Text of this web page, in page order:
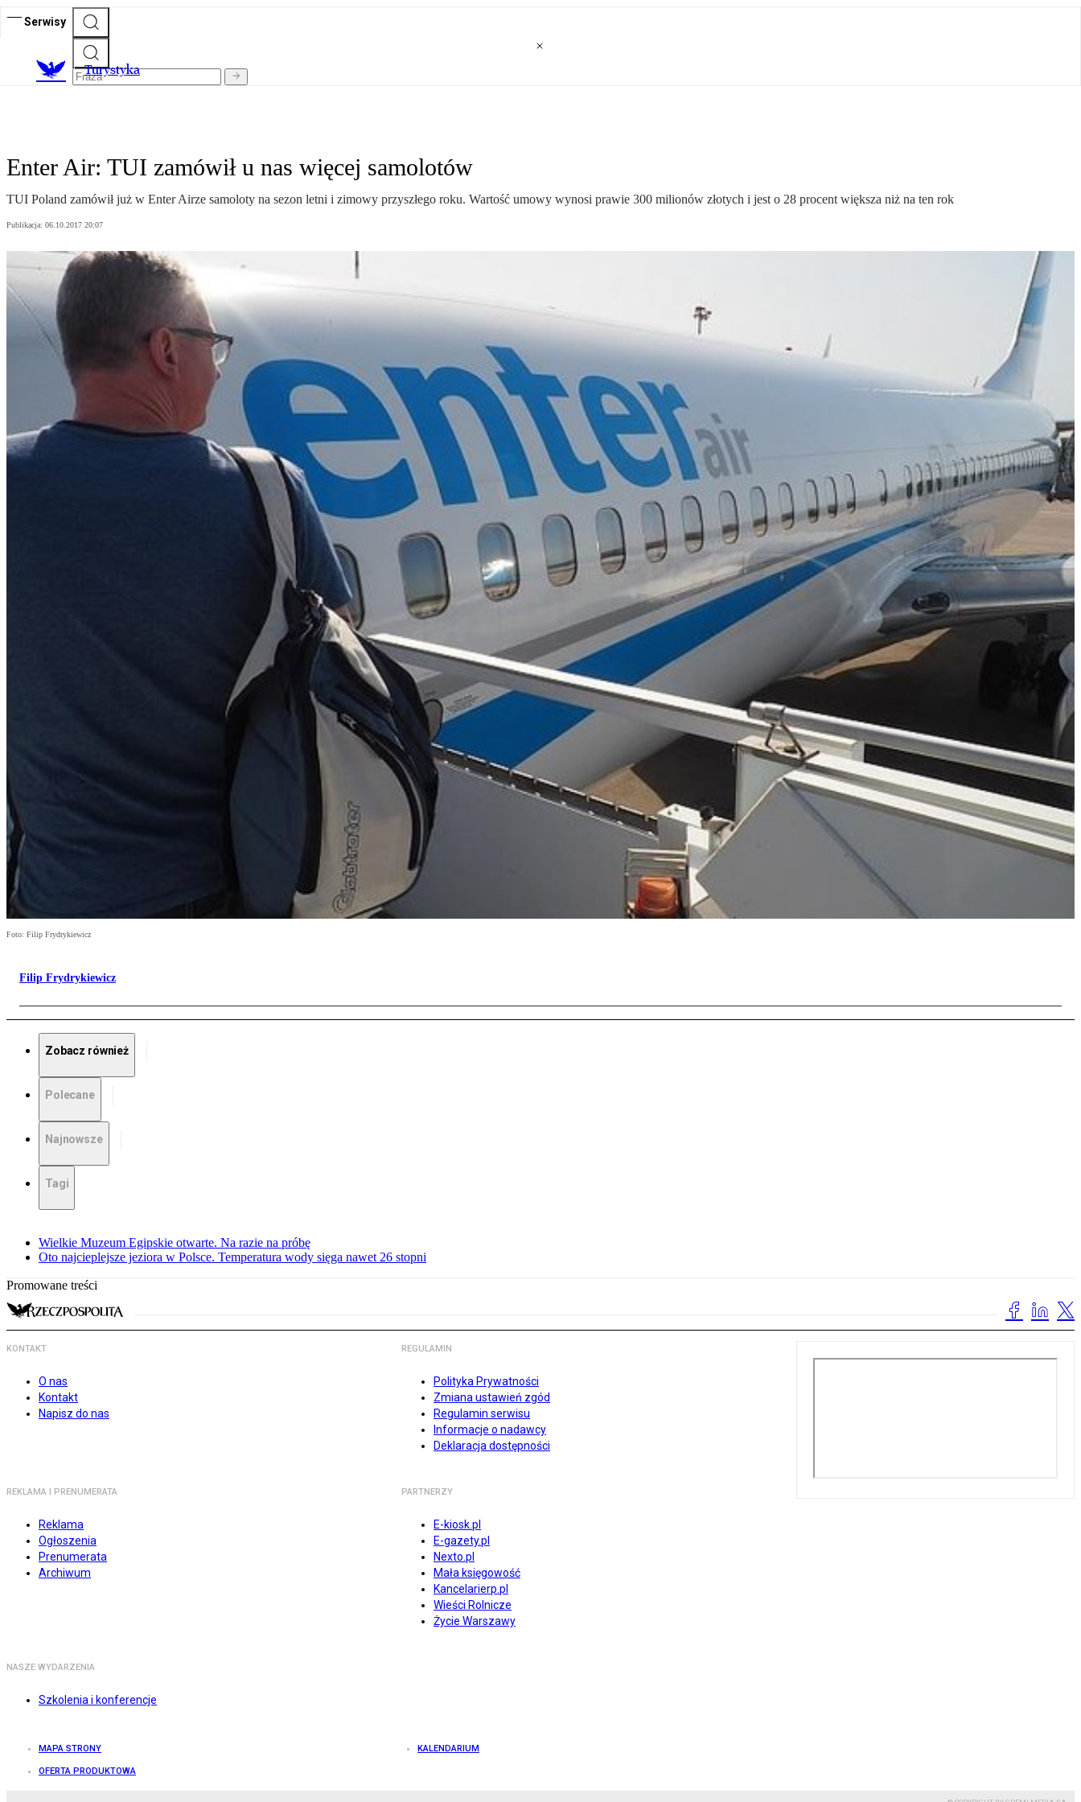
Serwisy
Turystyka
Enter Air: TUI zamówił u nas więcej samolotów
TUI Poland zamówił już w Enter Airze samoloty na sezon letni i zimowy przyszłego roku. Wartość umowy wynosi prawie 300 milionów złotych i jest o 28 procent większa niż na ten rok
Publikacja: 06.10.2017 20:07
Foto: Filip Frydrykiewicz
Filip Frydrykiewicz
Zobacz również
Polecane
Najnowsze
Tagi
Wielkie Muzeum Egipskie otwarte. Na razie na próbę
Oto najcieplejsze jeziora w Polsce. Temperatura wody sięga nawet 26 stopni
Promowane treści
KONTAKT
O nas
Kontakt
Napisz do nas
REGULAMIN
Polityka Prywatności
Zmiana ustawień zgód
Regulamin serwisu
Informacje o nadawcy
Deklaracja dostępności
REKLAMA I PRENUMERATA
Reklama
Ogłoszenia
Prenumerata
Archiwum
PARTNERZY
E-kiosk.pl
E-gazety.pl
Nexto.pl
Mała księgowość
Kancelarierp.pl
Wieści Rolnicze
Życie Warszawy
NASZE WYDARZENIA
Szkolenia i konferencje
MAPA STRONY KALENDARIUM
OFERTA PRODUKTOWA